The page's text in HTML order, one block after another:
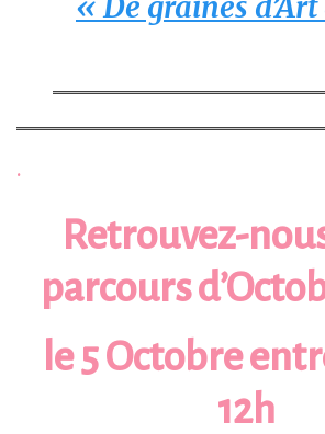
.
Retrouvez-
parcours
le 5 Octobre
12h